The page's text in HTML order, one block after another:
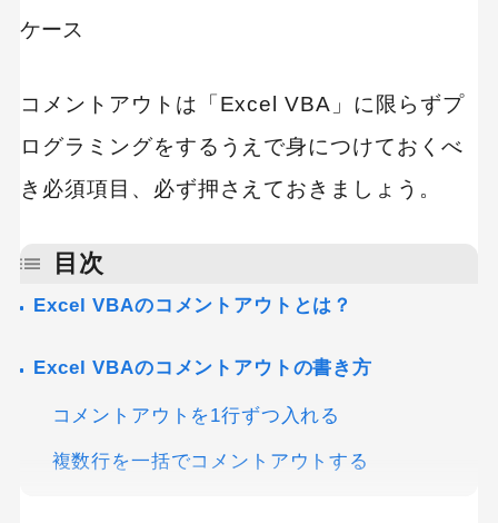
ケース
コメントアウトは「Excel VBA」に限らずプ
ログラミングをするうえで身につけておくべ
き必須項目、必ず押さえておきましょう。
目次
Excel VBAのコメントアウトとは？
Excel VBAのコメントアウトの書き方
コメントアウトを1行ずつ入れる
複数行を一括でコメントアウトする